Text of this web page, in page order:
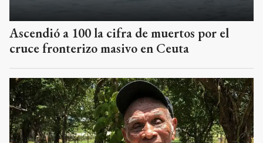
Ascendió a 100 la cifra de muertos por el
cruce fronterizo masivo en Ceuta